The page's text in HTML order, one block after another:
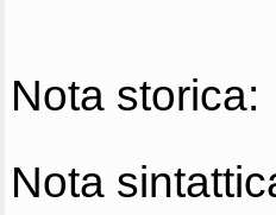
Nota storica:
Nota